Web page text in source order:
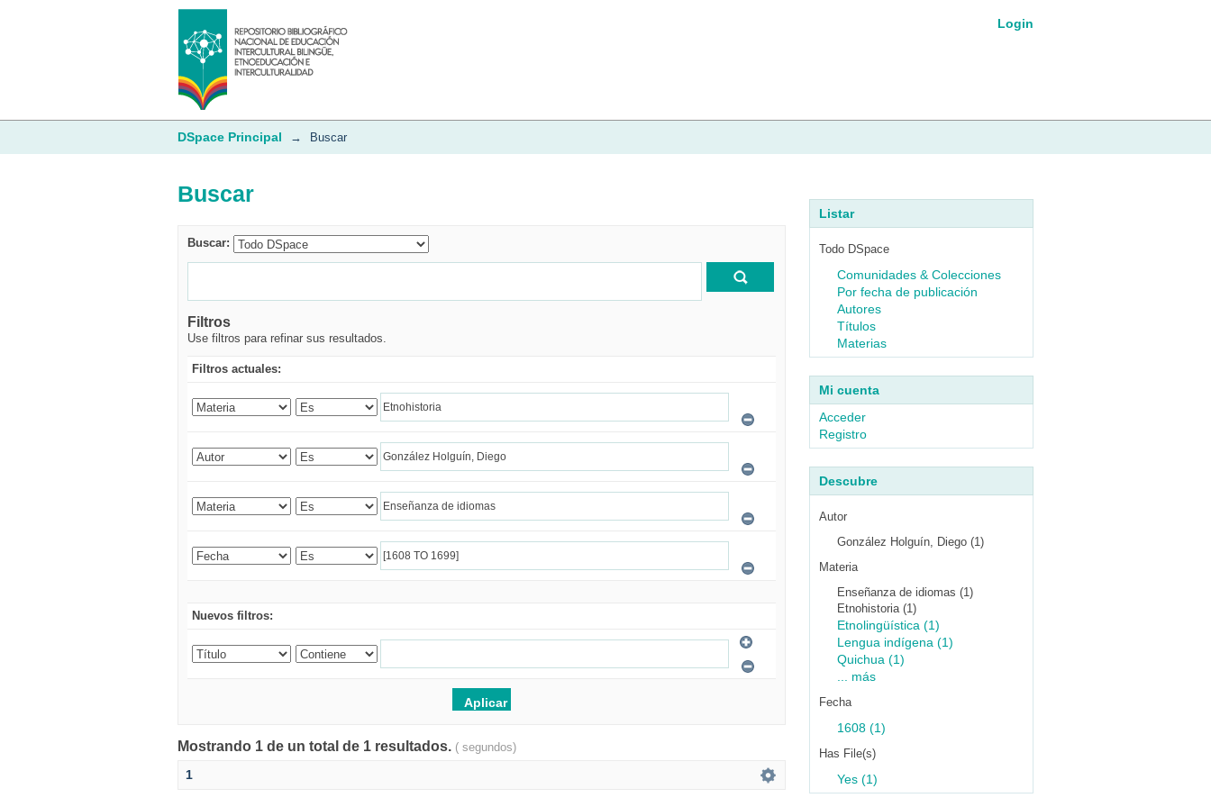
Buscar Login
DSpace Principal → Buscar
Buscar
Buscar:
Filtros
Use filtros para refinar sus resultados.
Filtros actuales:
Nuevos filtros:
Mostrando 1 de un total de 1 resultados. ( segundos)
1
Listar
Todo DSpace
Comunidades & Colecciones
Por fecha de publicación
Autores
Títulos
Materias
Mi cuenta
Acceder
Registro
Descubre
Autor
González Holguín, Diego (1)
Materia
Enseñanza de idiomas (1)
Etnohistoria (1)
Etnolingüística (1)
Lengua indígena (1)
Quichua (1)
... más
Fecha
1608 (1)
Has File(s)
Yes (1)